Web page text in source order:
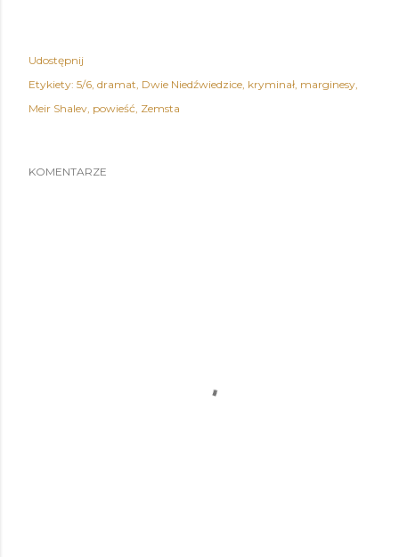
Udostępnij
Etykiety: 5/6 dramat Dwie Niedźwiedzice kryminał marginesy
Meir Shalev powieść Zemsta
KOMENTARZE